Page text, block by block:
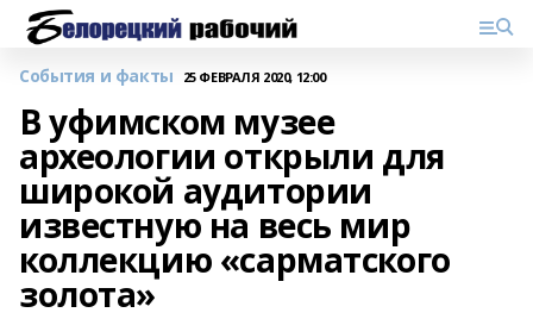
События и факты 25 ФЕВРАЛЯ 2020, 12:00
В уфимском музее
археологии открыли для
широкой аудитории
известную на весь мир
коллекцию «сарматского
золота»